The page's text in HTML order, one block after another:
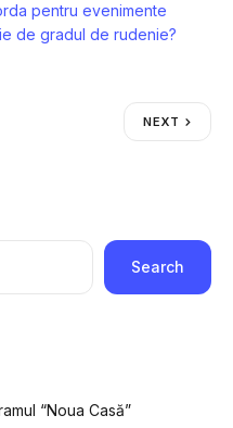
pentru evenimente
de gradul de rudenie?
NEXT
Search
“Noua Casă”